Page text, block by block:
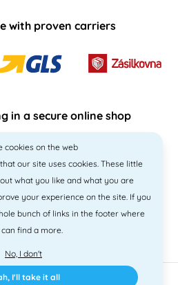
with proven carriers
in a secure online shop
s.r.o. • Code by • design
cookies on the web
our site uses cookies. These little
what you like and what you are
your experience on the site. If you
bunch of links in the footer where
find a more.
No, I don't
I'll take it all